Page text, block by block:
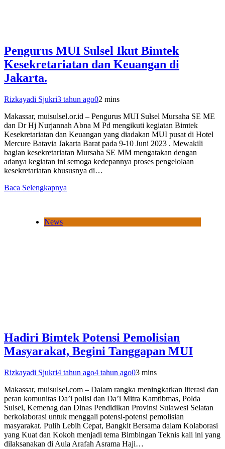
Pengurus MUI Sulsel Ikut Bimtek
Kesekretariatan dan Keuangan di
Jakarta.
Rizkayadi Sjukri3 tahun ago02 mins
Makassar, muisulsel.or.id – Pengurus MUI Sulsel Mursaha SE ME
dan Dr Hj Nurjannah Abna M Pd mengikuti kegiatan Bimtek
Kesekretariatan dan Keuangan yang diadakan MUI pusat di Hotel
Mercure Batavia Jakarta Barat pada 9-10 Juni 2023 . Mewakili
bagian kesekretariatan Mursaha SE MM mengatakan dengan
adanya kegiatan ini semoga kedepannya proses pengelolaan
kesekretariatan khususnya di…
Baca Selengkapnya
News
Hadiri Bimtek Potensi Pemolisian
Masyarakat, Begini Tanggapan MUI
Rizkayadi Sjukri4 tahun ago4 tahun ago03 mins
Makassar, muisulsel.com – Dalam rangka meningkatkan literasi dan
peran komunitas Da’i polisi dan Da’i Mitra Kamtibmas, Polda
Sulsel, Kemenag dan Dinas Pendidikan Provinsi Sulawesi Selatan
berkolaborasi untuk menggali potensi-potensi pemolisian
masyarakat. Pulih Lebih Cepat, Bangkit Bersama dalam Kolaborasi
yang Kuat dan Kokoh menjadi tema Bimbingan Teknis kali ini yang
dilaksanakan di Aula Arafah Asrama Haji…